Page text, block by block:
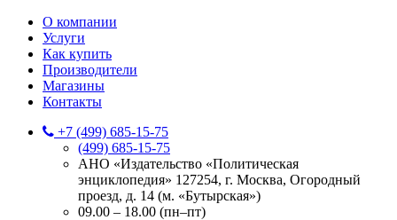
О компании
Услуги
Как купить
Производители
Магазины
Контакты
+7 (499) 685-15-75
(499) 685-15-75
АНО «Издательство «Политическая
энциклопедия» 127254, г. Москва, Огородный
проезд, д. 14 (м. «Бутырская»)
09.00 – 18.00 (пн–пт)